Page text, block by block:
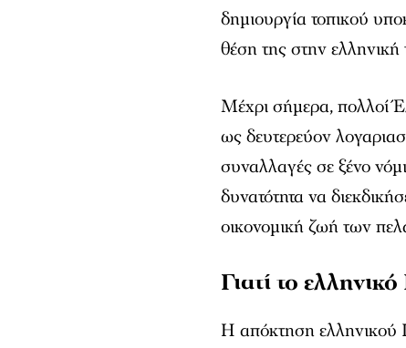
δημιουργία τοπικού
θέση της στην ελληνική
Μέχρι σήμερα, πολλοί
ως δευτερεύον
συναλλαγές σε ξένο
δυνατότητα να
οικονομική ζωή των
Γιατί το
Η απόκτηση ελληνικού